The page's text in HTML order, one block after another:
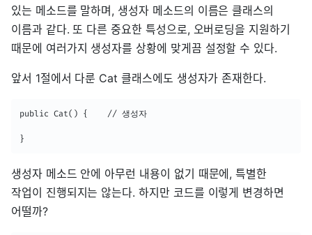
있는 메소드를 말하며, 생성자 메소드의 이름은 클래스의
이름과 같다. 또 다른 중요한 특성으로, 오버로딩을 지원하기
때문에 여러가지 생성자를 상황에 맞게끔 설정할 수 있다.
앞서 1절에서 다룬 Cat 클래스에도 생성자가 존재한다.
public Cat() {    // 생성자
}
생성자 메소드 안에 아무런 내용이 없기 때문에, 특별한
작업이 진행되지는 않는다. 하지만 코드를 이렇게 변경하면
어떨까?